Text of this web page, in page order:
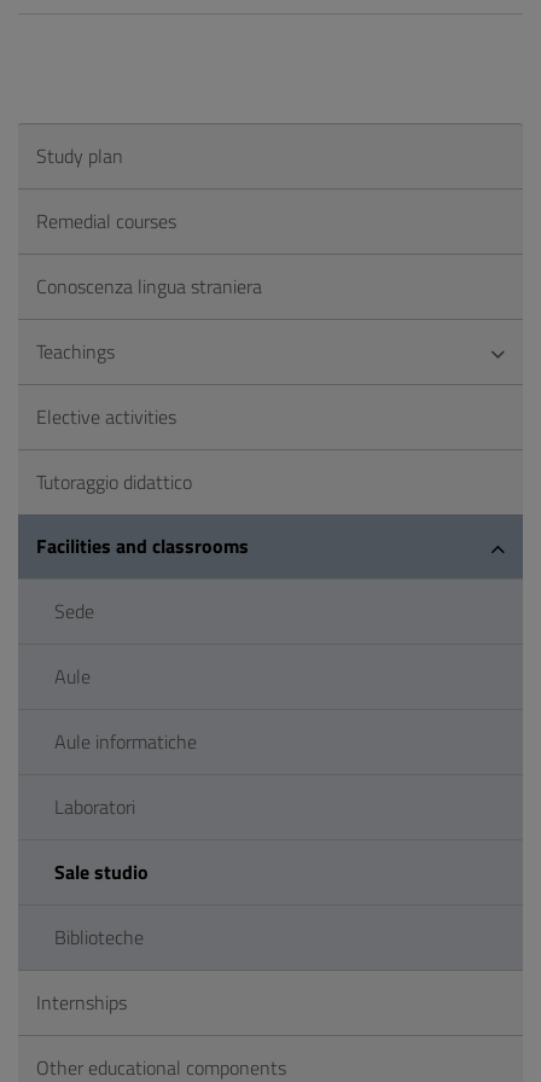
Study plan
Remedial courses
Conoscenza lingua straniera
Teachings
Elective activities
Tutoraggio didattico
Facilities and classrooms
Sede
Aule
Aule informatiche
Laboratori
Sale studio
Biblioteche
Internships
Other educational components